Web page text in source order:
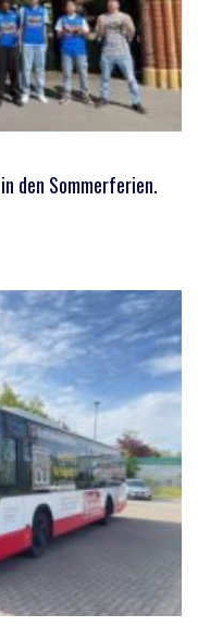
den Sommerferien.